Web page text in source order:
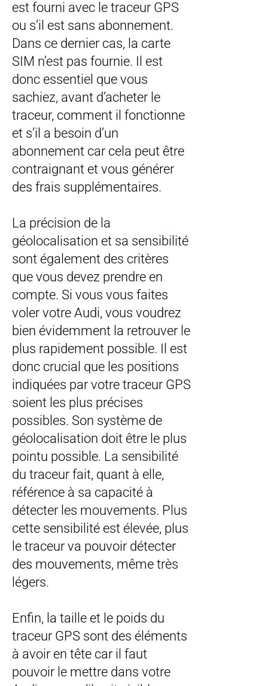
est fourni avec le traceur GPS
ou s’il est sans abonnement.
Dans ce dernier cas, la carte
SIM n’est pas fournie. Il est
donc essentiel que vous
sachiez, avant d’acheter le
traceur, comment il fonctionne
et s’il a besoin d’un
abonnement car cela peut être
contraignant et vous générer
des frais supplémentaires.
La précision de la
géolocalisation et sa sensibilité
sont également des critères
que vous devez prendre en
compte. Si vous vous faites
voler votre Audi, vous voudrez
bien évidemment la retrouver le
plus rapidement possible. Il est
donc crucial que les positions
indiquées par votre traceur GPS
soient les plus précises
possibles. Son système de
géolocalisation doit être le plus
pointu possible. La sensibilité
du traceur fait, quant à elle,
référence à sa capacité à
détecter les mouvements. Plus
cette sensibilité est élevée, plus
le traceur va pouvoir détecter
des mouvements, même très
légers.
Enfin, la taille et le poids du
traceur GPS sont des éléments
à avoir en tête car il faut
pouvoir le mettre dans votre